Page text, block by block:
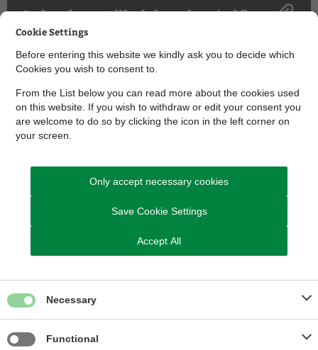
Se landzonetilladelsen her (pdf)
ARKIVERET
Sagsnummer
01.03.03-P19-12-21
Relaterede links
Planloven (retsinformation)
Planklagenævnet
Cookie Settings
Before entering this website we kindly ask you to decide which
Cookies you wish to consent to.
From the List below you can read more about the cookies used
on this website. If you wish to withdraw or edit your consent you
are welcome to do so by clicking the icon in the left corner on
your screen.
Only accept necessary cookies
Save Cookie Settings
Accept All
Necessary
Functional